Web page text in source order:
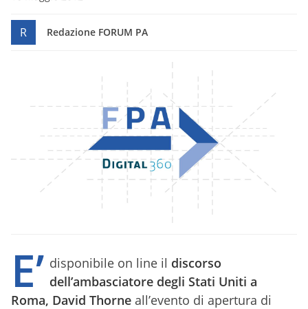
R Redazione FORUM PA
E’ disponibile on line il discorso
dell’ambasciatore degli Stati Uniti a
Roma, David Thorne all’evento di apertura di